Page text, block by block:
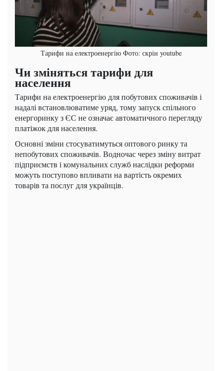
Тарифи на електроенергію Фото: скрін youtube
Чи зміняться тарифи для
населення
Тарифи на електроенергію для побутових споживачів і
надалі встановлюватиме уряд, тому запуск спільного
енергоринку з ЄС не означає автоматичного перегляду
платіжок для населення.
Основні зміни стосуватимуться оптового ринку та
непобутових споживачів. Водночас через зміну витрат
підприємств і комунальних служб наслідки реформи
можуть поступово впливати на вартість окремих
товарів та послуг для українців.